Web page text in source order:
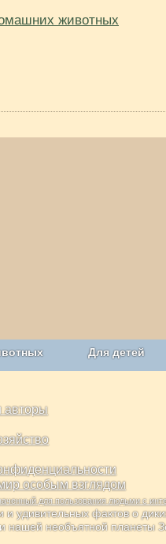
животных
Для детей
авторы
особым взглядом
для пользования людьми с
удивительных фактов о
нашей необъятной планеты